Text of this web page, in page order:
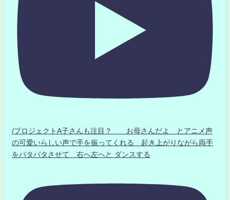
/プロジェクトA子さんも注目？ お母さんだよ とアニメ声
の可愛いらしい声で手を振ってくれる 起き上がりながら両手
をパタパタさせて 右へ左へと ダンスする